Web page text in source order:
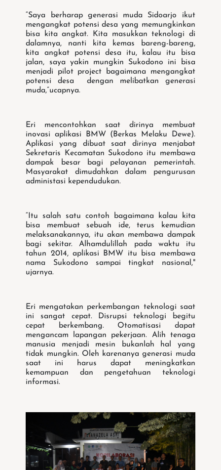
“Saya berharap generasi muda Sidoarjo ikut
mengangkat potensi desa yang memungkinkan
bisa kita angkat. Kita masukkan teknologi di
dalamnya, nanti kita kemas bareng-bareng,
kita angkat potensi desa itu, kalau itu bisa
jalan, saya yakin mungkin Sukodono ini bisa
menjadi pilot project bagaimana mengangkat
potensi desa dengan melibatkan generasi
muda,”ucapnya.
Eri mencontohkan saat dirinya membuat
inovasi aplikasi BMW (Berkas Melaku Dewe).
Aplikasi yang dibuat saat dirinya menjabat
Sekretaris Kecamatan Sukodono itu membawa
dampak besar bagi pelayanan pemerintah.
Masyarakat dimudahkan dalam pengurusan
administasi kependudukan.
“Itu salah satu contoh bagaimana kalau kita
bisa membuat sebuah ide, terus kemudian
melaksanakannya, itu akan membawa dampak
bagi sekitar. Alhamdulillah pada waktu itu
tahun 2014, aplikasi BMW itu bisa membawa
nama Sukodono sampai tingkat nasional,"
ujarnya.
Eri mengatakan perkembangan teknologi saat
ini sangat cepat. Disrupsi teknologi begitu
cepat berkembang. Otomatisasi dapat
mengancam lapangan pekerjaan. Alih tenaga
manusia menjadi mesin bukanlah hal yang
tidak mungkin. Oleh karenanya generasi muda
saat ini harus dapat meningkatkan
kemampuan dan pengetahuan teknologi
informasi.